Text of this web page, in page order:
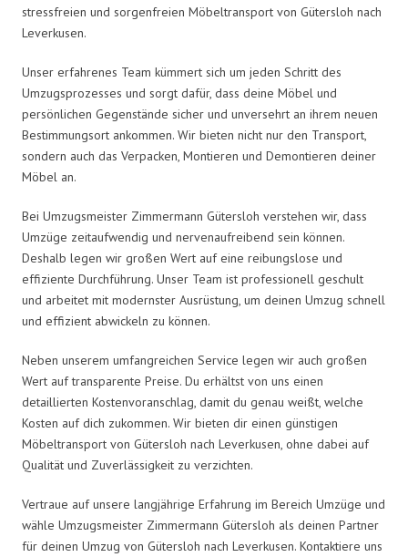
stressfreien und sorgenfreien Möbeltransport von Gütersloh nach
Leverkusen.
Unser erfahrenes Team kümmert sich um jeden Schritt des
Umzugsprozesses und sorgt dafür, dass deine Möbel und
persönlichen Gegenstände sicher und unversehrt an ihrem neuen
Bestimmungsort ankommen. Wir bieten nicht nur den Transport,
sondern auch das Verpacken, Montieren und Demontieren deiner
Möbel an.
Bei Umzugsmeister Zimmermann Gütersloh verstehen wir, dass
Umzüge zeitaufwendig und nervenaufreibend sein können.
Deshalb legen wir großen Wert auf eine reibungslose und
effiziente Durchführung. Unser Team ist professionell geschult
und arbeitet mit modernster Ausrüstung, um deinen Umzug schnell
und effizient abwickeln zu können.
Neben unserem umfangreichen Service legen wir auch großen
Wert auf transparente Preise. Du erhältst von uns einen
detaillierten Kostenvoranschlag, damit du genau weißt, welche
Kosten auf dich zukommen. Wir bieten dir einen günstigen
Möbeltransport von Gütersloh nach Leverkusen, ohne dabei auf
Qualität und Zuverlässigkeit zu verzichten.
Vertraue auf unsere langjährige Erfahrung im Bereich Umzüge und
wähle Umzugsmeister Zimmermann Gütersloh als deinen Partner
für deinen Umzug von Gütersloh nach Leverkusen. Kontaktiere uns